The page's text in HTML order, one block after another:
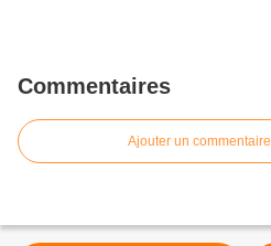
Commentaires
Ajouter un commentaire